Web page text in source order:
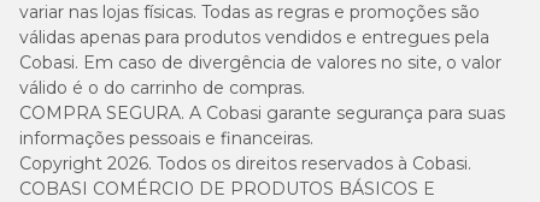
variar nas lojas físicas. Todas as regras e promoções são
válidas apenas para produtos vendidos e entregues pela
Cobasi. Em caso de divergência de valores no site, o valor
válido é o do carrinho de compras.
COMPRA SEGURA. A Cobasi garante segurança para suas
informações pessoais e financeiras.
Copyright 2026. Todos os direitos reservados à Cobasi.
COBASI COMÉRCIO DE PRODUTOS BÁSICOS E